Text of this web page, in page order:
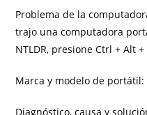
Problema de la
trajo una computadora
NTLDR, presione Ctrl + Alt
Marca y modelo de portátil:
Diagnóstico, causa y